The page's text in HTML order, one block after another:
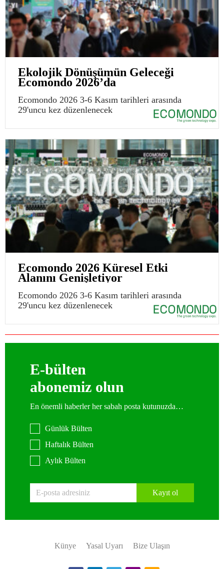
Ekolojik Dönüşümün Geleceği
Ecomondo 2026’da
Ecomondo 2026 3-6 Kasım tarihleri arasında
29'uncu kez düzenlenecek
Ecomondo 2026 Küresel Etki
Alanını Genişletiyor
Ecomondo 2026 3-6 Kasım tarihleri arasında
29'uncu kez düzenlenecek
E-bülten
abonemiz olun
En önemli haberler her sabah posta kutunuzda…
Günlük Bülten
Haftalık Bülten
Aylık Bülten
Kayıt ol
Künye Yasal Uyarı Bize Ulaşın